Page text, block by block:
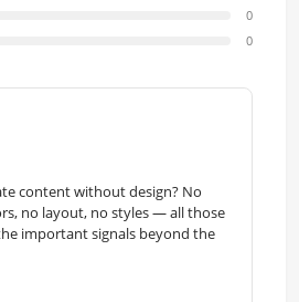
0
0
content without design? No
no layout, no styles — all those
important signals beyond the